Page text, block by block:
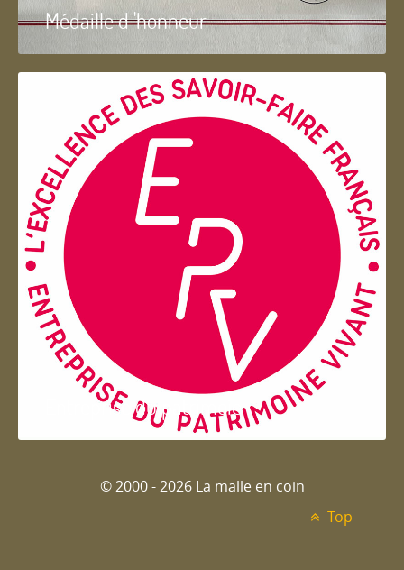
Médaille d 'honneur
Entreprise du patrimoie
© 2000 - 2026 La malle en coin
Top